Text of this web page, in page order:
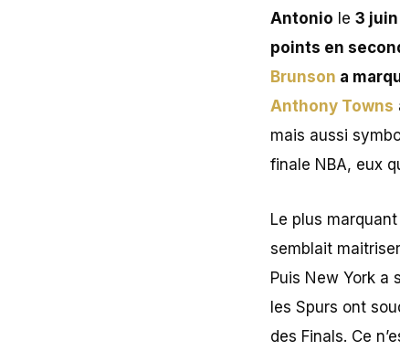
Antonio le 3
points en
Brunson a
Anthony Towns
mais aussi
finale NBA, eux
Le plus
semblait
Puis New York a
les Spurs ont
des Finals. Ce